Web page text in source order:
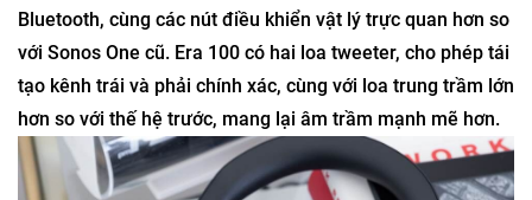
Bluetooth, cùng các nút điều khiển vật lý trực quan hơn so
với Sonos One cũ. Era 100 có hai loa tweeter, cho phép tái
tạo kênh trái và phải chính xác, cùng với loa trung trầm lớn
hơn so với thế hệ trước, mang lại âm trầm mạnh mẽ hơn.